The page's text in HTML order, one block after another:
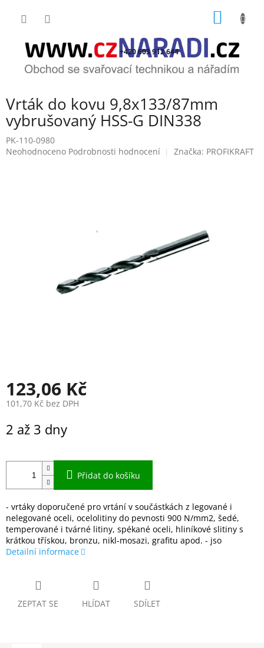
+420 603 912 644
Vrták do kovu 9,8x133/87mm
vybrušovaný HSS-G DIN338
PK-110-0980
Průměrné
Neohodnoceno Podrobnosti hodnocení Značka: PROFIKRAFT
123,06 Kč
101,70 Kč bez DPH
cena:
2 až 3 dny
Přidat do košíku
- vrtáky doporučené pro vrtání v součástkách z legované i
nelegované oceli, ocelolitiny do pevnosti 900 N/mm2, šedé,
temperované i tvárné litiny, spékané oceli, hliníkové slitiny s
krátkou třískou, bronzu, nikl-mosazi, grafitu apod. - jso
Detailní informace
ZEPTAT SE HLÍDAT SDÍLET